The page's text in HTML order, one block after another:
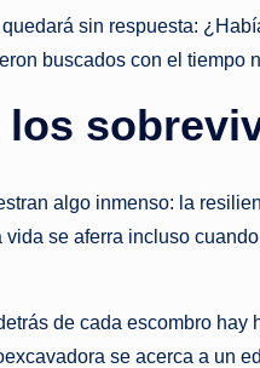
sin respuesta:
buscados con el tiempo
algo inmenso: la
se aferra incluso
de cada escombro
se acerca a un